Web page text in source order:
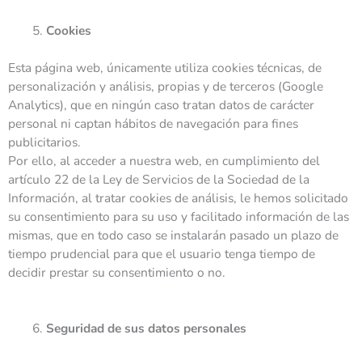
Cookies
Esta página web, únicamente utiliza cookies técnicas, de
personalización y análisis, propias y de terceros (Google
Analytics), que en ningún caso tratan datos de carácter
personal ni captan hábitos de navegación para fines
publicitarios.
Por ello, al acceder a nuestra web, en cumplimiento del
artículo 22 de la Ley de Servicios de la Sociedad de la
Información, al tratar cookies de análisis, le hemos solicitado
su consentimiento para su uso y facilitado información de las
mismas, que en todo caso se instalarán pasado un plazo de
tiempo prudencial para que el usuario tenga tiempo de
decidir prestar su consentimiento o no.
Seguridad de sus datos personales